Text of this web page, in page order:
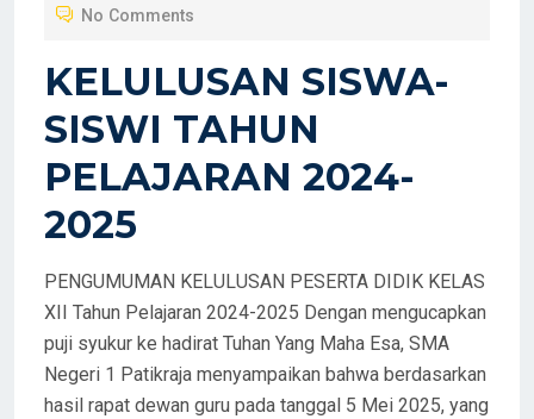
E
O
N
No Comments
KELULUSAN SISWA-
SISWI TAHUN
PELAJARAN 2024-
2025
PENGUMUMAN KELULUSAN PESERTA DIDIK KELAS
XII Tahun Pelajaran 2024-2025 Dengan mengucapkan
puji syukur ke hadirat Tuhan Yang Maha Esa, SMA
Negeri 1 Patikraja menyampaikan bahwa berdasarkan
hasil rapat dewan guru pada tanggal 5 Mei 2025, yang